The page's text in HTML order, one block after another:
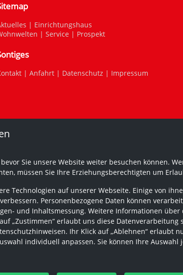
| Einrichtungshaus
| Service | Prospekt
| Anfahrt| Datenschutz | Impressum
Sie unsere Website weiter besuchen können.
müssen Sie Ihre Erziehungsberechtigten um
Technologien auf unserer Webseite. Einige von
Personenbezogene Daten können
und Inhaltsmessung. Weitere Informationen
„Zustimmen“ erlaubt uns diese
Ihr Klick auf „Ablehnen“ erlaubt
individuell anpassen. Sie können Ihre